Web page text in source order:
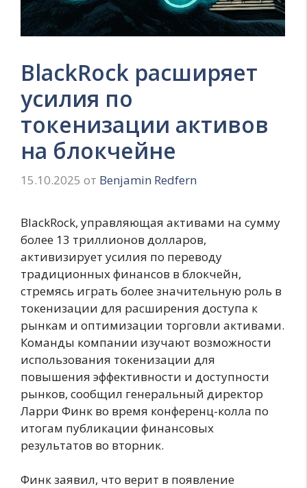
BlackRock расширяет
усилия по
токенизации активов
на блокчейне
15.10.2025 от Benjamin Redfern
BlackRock, управляющая активами на сумму
более 13 триллионов долларов,
активизирует усилия по переводу
традиционных финансов в блокчейн,
стремясь играть более значительную роль в
токенизации для расширения доступа к
рынкам и оптимизации торговли активами.
Команды компании изучают возможности
использования токенизации для
повышения эффективности и доступности
рынков, сообщил генеральный директор
Ларри Финк во время конференц-колла по
итогам публикации финансовых
результатов во вторник.
Финк заявил, что верит в появление